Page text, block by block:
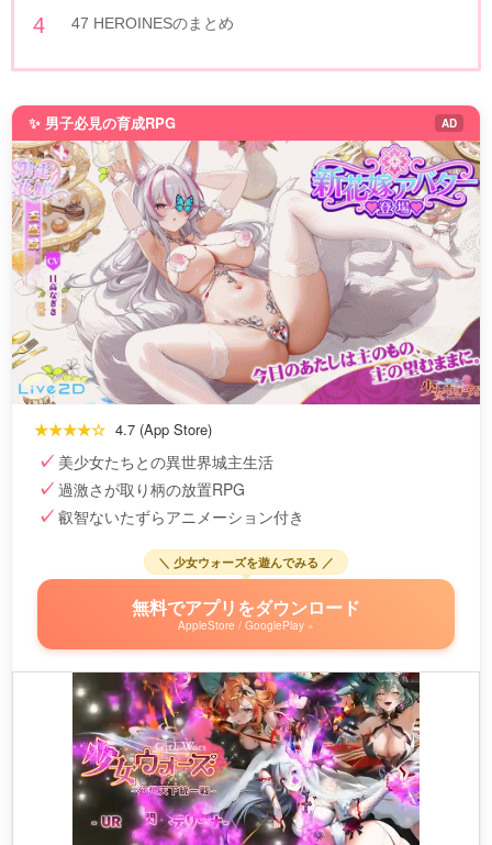
47 HEROINESのまとめ
✨ 男子必見の育成RPG AD
★★★★☆ 4.7 (App Store)
美少女たちとの異世界城主生活
過激さが取り柄の放置RPG
叡智ないたずらアニメーション付き
＼ 少女ウォーズを遊んでみる ／
無料でアプリをダウンロード
AppleStore / GooglePlay »